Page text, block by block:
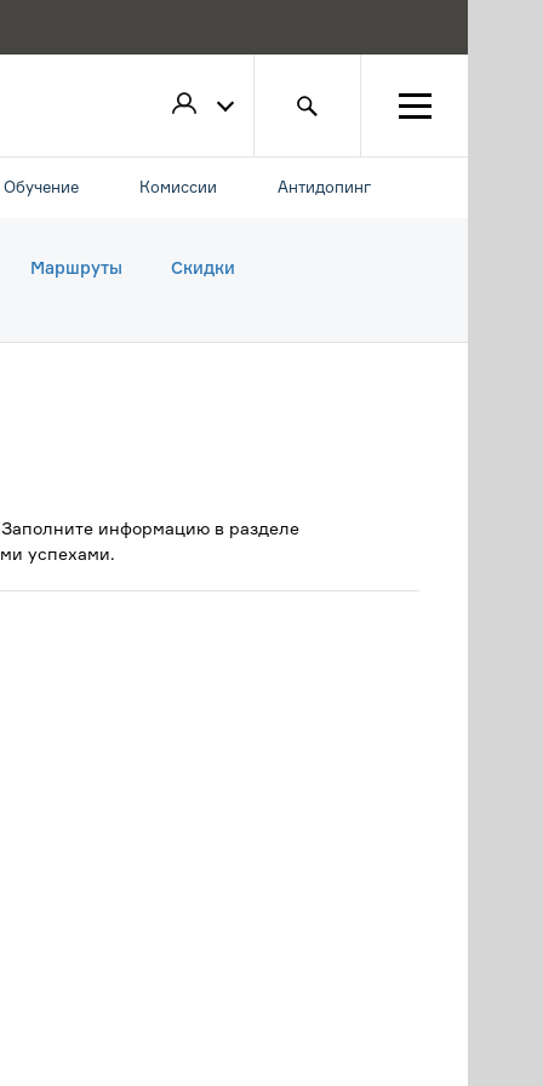
Обучение Комиссии Антидопинг
Маршруты Скидки
информацию в разделе
успехами.